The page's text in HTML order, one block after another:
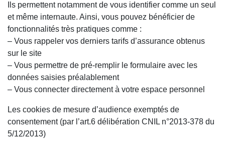
Ils permettent notamment de vous identifier comme un seul
et même internaute. Ainsi, vous pouvez bénéficier de
fonctionnalités très pratiques comme :
– Vous rappeler vos derniers tarifs d’assurance obtenus
sur le site
– Vous permettre de pré-remplir le formulaire avec les
données saisies préalablement
– Vous connecter directement à votre espace personnel
Les cookies de mesure d’audience exemptés de
consentement (par l’art.6 délibération CNIL n°2013-378 du
5/12/2013)